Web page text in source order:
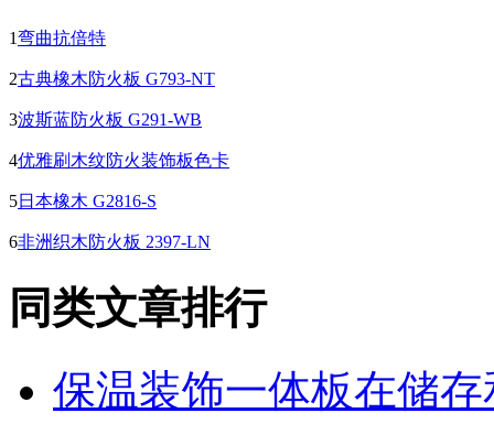
1弯曲抗倍特
2古典橡木防火板 G793-NT
3波斯蓝防火板 G291-WB
4优雅刷木纹防火装饰板色卡
5日本橡木 G2816-S
6非洲织木防火板 2397-LN
同类文章排行
保温装饰一体板在储